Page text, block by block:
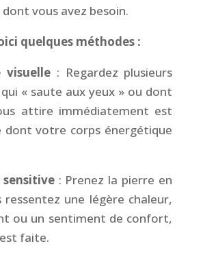
vous avez besoin.
quelques méthodes :
visuelle : Regardez plusieurs
« saute aux yeux » ou dont
attire immédiatement est
dont votre corps énergétique
: Prenez la pierre en
ressentez une légère chaleur,
ou un sentiment de confort,
faite.